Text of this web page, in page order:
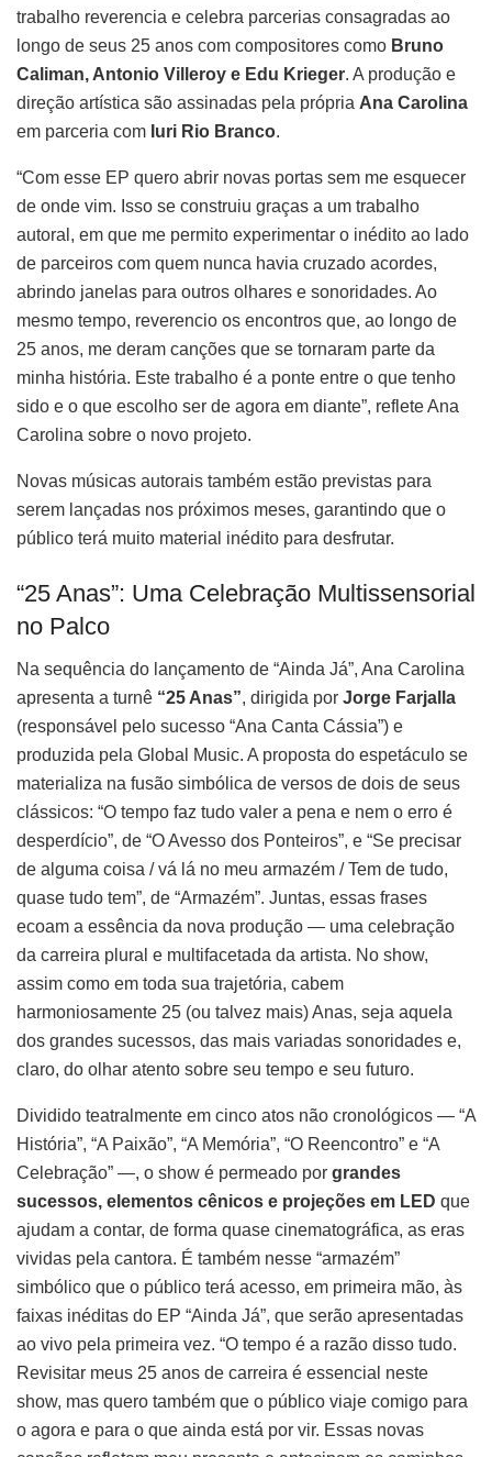
trabalho reverencia e celebra parcerias consagradas ao
longo de seus 25 anos com compositores como Bruno
Caliman, Antonio Villeroy e Edu Krieger. A produção e
direção artística são assinadas pela própria Ana Carolina
em parceria com Iuri Rio Branco.
“Com esse EP quero abrir novas portas sem me esquecer
de onde vim. Isso se construiu graças a um trabalho
autoral, em que me permito experimentar o inédito ao lado
de parceiros com quem nunca havia cruzado acordes,
abrindo janelas para outros olhares e sonoridades. Ao
mesmo tempo, reverencio os encontros que, ao longo de
25 anos, me deram canções que se tornaram parte da
minha história. Este trabalho é a ponte entre o que tenho
sido e o que escolho ser de agora em diante”, reflete Ana
Carolina sobre o novo projeto.
Novas músicas autorais também estão previstas para
serem lançadas nos próximos meses, garantindo que o
público terá muito material inédito para desfrutar.
“25 Anas”: Uma Celebração Multissensorial
no Palco
Na sequência do lançamento de “Ainda Já”, Ana Carolina
apresenta a turnê “25 Anas”, dirigida por Jorge Farjalla
(responsável pelo sucesso “Ana Canta Cássia”) e
produzida pela Global Music. A proposta do espetáculo se
materializa na fusão simbólica de versos de dois de seus
clássicos: “O tempo faz tudo valer a pena e nem o erro é
desperdício”, de “O Avesso dos Ponteiros”, e “Se precisar
de alguma coisa / vá lá no meu armazém / Tem de tudo,
quase tudo tem”, de “Armazém”. Juntas, essas frases
ecoam a essência da nova produção — uma celebração
da carreira plural e multifacetada da artista. No show,
assim como em toda sua trajetória, cabem
harmoniosamente 25 (ou talvez mais) Anas, seja aquela
dos grandes sucessos, das mais variadas sonoridades e,
claro, do olhar atento sobre seu tempo e seu futuro.
Dividido teatralmente em cinco atos não cronológicos — “A
História”, “A Paixão”, “A Memória”, “O Reencontro” e “A
Celebração” —, o show é permeado por grandes
sucessos, elementos cênicos e projeções em LED que
ajudam a contar, de forma quase cinematográfica, as eras
vividas pela cantora. É também nesse “armazém”
simbólico que o público terá acesso, em primeira mão, às
faixas inéditas do EP “Ainda Já”, que serão apresentadas
ao vivo pela primeira vez. “O tempo é a razão disso tudo.
Revisitar meus 25 anos de carreira é essencial neste
show, mas quero também que o público viaje comigo para
o agora e para o que ainda está por vir. Essas novas